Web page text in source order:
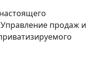
продаж и